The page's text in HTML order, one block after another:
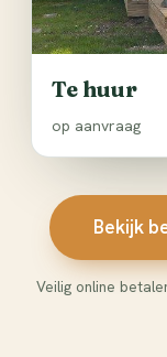
Te huur
op aanvraag
Bekijk
Veilig online